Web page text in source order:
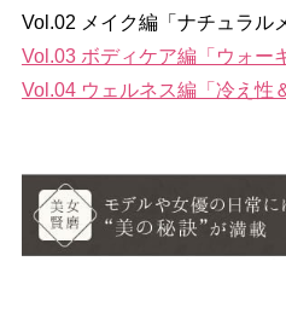
Vol.02 メイク編「ナチュラル
Vol.03 ボディケア編「ウォー
Vol.04 ウェルネス編「冷え性